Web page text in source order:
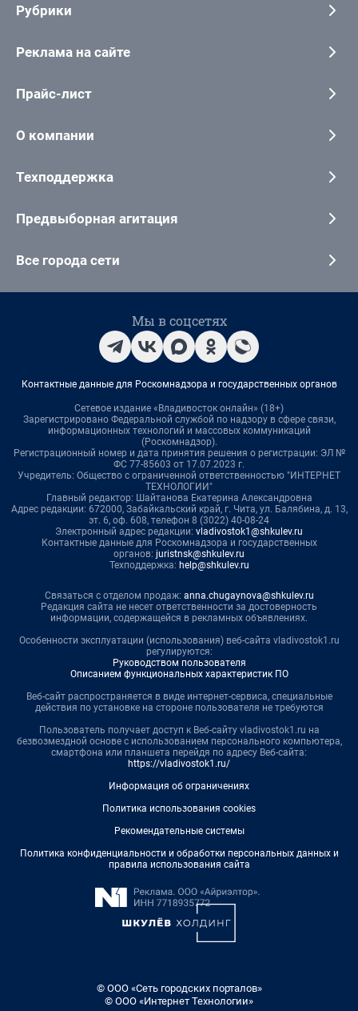
Рубрики
Реклама на сайте
Прайс-лист
О компании
Техподдержка
Предвыборная агитация
Все города сети
Мы в соцсетях
Контактные данные для Роскомнадзора и государственных органов
Сетевое издание «Владивосток онлайн» (18+)
Зарегистрировано Федеральной службой по надзору в сфере связи,
информационных технологий и массовых коммуникаций
(Роскомнадзор).
Регистрационный номер и дата принятия решения о регистрации: ЭЛ №
ФС 77-85603 от 17.07.2023 г.
Учредитель: Общество с ограниченной ответственностью "ИНТЕРНЕТ
ТЕХНОЛОГИИ"
Главный редактор: Шайтанова Екатерина Александровна
Адрес редакции: 672000, Забайкальский край, г. Чита, ул. Балябина, д. 13,
эт. 6, оф. 608, телефон 8 (3022) 40-08-24
Электронный адрес редакции: vladivostok1@shkulev.ru
Контактные данные для Роскомнадзора и государственных
органов: juristnsk@shkulev.ru
Техподдержка: help@shkulev.ru
Связаться с отделом продаж: anna.chugaynova@shkulev.ru
Редакция сайта не несет ответственности за достоверность
информации, содержащейся в рекламных объявлениях.
Особенности эксплуатации (использования) веб-сайта vladivostok1.ru
регулируются:
Руководством пользователя
Описанием функциональных характеристик ПО
Веб-сайт распространяется в виде интернет-сервиса, специальные
действия по установке на стороне пользователя не требуются
Пользователь получает доступ к Веб-сайту vladivostok1.ru на
безвозмездной основе с использованием персонального компьютера,
смартфона или планшета перейдя по адресу Веб-сайта:
https://vladivostok1.ru/
Информация об ограничениях
Политика использования cookies
Рекомендательные системы
Политика конфиденциальности и обработки персональных данных и
правила использования сайта
© ООО «Сеть городских порталов»
© ООО «Интернет Технологии»